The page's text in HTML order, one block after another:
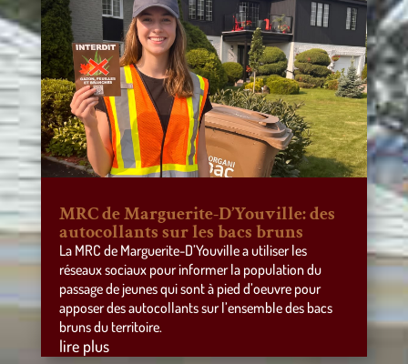
MRC de Marguerite-D’Youville: des
autocollants sur les bacs bruns
La MRC de Marguerite-D’Youville a utiliser les
réseaux sociaux pour informer la population du
passage de jeunes qui sont à pied d’oeuvre pour
apposer des autocollants sur l’ensemble des bacs
bruns du territoire.
lire plus